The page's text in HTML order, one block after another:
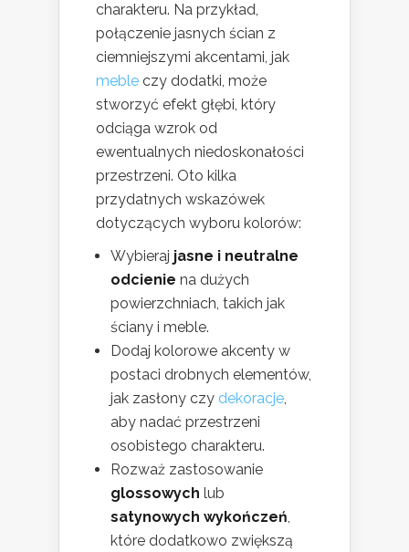
charakteru. Na przykład,
połączenie jasnych ścian z
ciemniejszymi akcentami, jak
meble czy dodatki, może
stworzyć efekt głębi, który
odciąga wzrok od
ewentualnych niedoskonałości
przestrzeni. Oto kilka
przydatnych wskazówek
dotyczących wyboru kolorów:
Wybieraj jasne i neutralne
odcienie na dużych
powierzchniach, takich jak
ściany i meble.
Dodaj kolorowe akcenty w
postaci drobnych elementów,
jak zasłony czy dekoracje,
aby nadać przestrzeni
osobistego charakteru.
Rozważ zastosowanie
glossowych lub
satynowych wykończeń,
które dodatkowo zwiększą